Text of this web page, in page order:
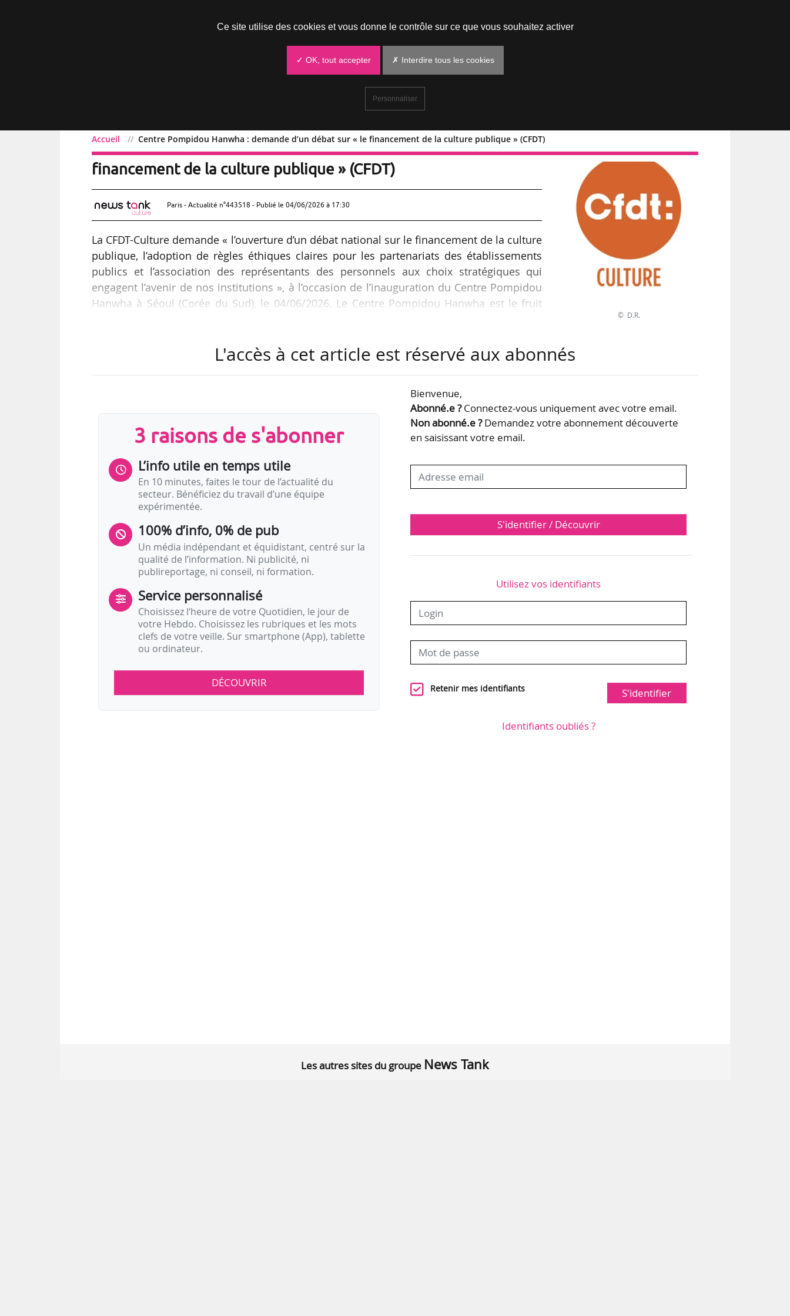
Accueil Centre Pompidou Hanwha : demande d’un débat sur « le financement de la culture publique » (CFDT)
Centre Pompidou Hanwha : demande d’un débat sur « le
financement de la culture publique » (CFDT)
Paris - Actualité n°443518 - Publié le 04/06/2026 à 17:30
La CFDT-Culture demande « l’ouverture d’un débat national sur le financement de la culture
publique, l’adoption de règles éthiques claires pour les partenariats des établissements
publics et l’association des représentants des personnels aux choix stratégiques qui
engagent l’avenir de nos institutions », à l’occasion de l’inauguration du Centre Pompidou
Hanwha à Séoul (Corée du Sud), le 04/06/2026. Le Centre Pompidou Hanwha est le fruit
clairement définies les limites éthiques qui doivent s’imposer au…
© D.R.
L'accès à cet article est réservé aux abonnés
3 raisons de s'abonner
L’info utile en temps utile
En 10 minutes, faites le tour de l’actualité du
secteur. Bénéficiez du travail d’une équipe
expérimentée.
100% d’info, 0% de pub
Un média indépendant et équidistant, centré sur la
qualité de l’information. Ni publicité, ni
publireportage, ni conseil, ni formation.
Service personnalisé
Choisissez l‘heure de votre Quotidien, le jour de
votre Hebdo. Choisissez les rubriques et les mots
clefs de votre veille. Sur smartphone (App), tablette
ou ordinateur.
DÉCOUVRIR
Bienvenue,
Abonné.e ?Connectez-vous uniquement avec votre email.
Non abonné.e ?Demandez votre abonnement découverte
en saisissant votre email.
S'identifier / Découvrir
Utilisez vos identifiants
Retenir mes identifiants S'identifier
Identifiants oubliés ?
Les autres sites du groupe News Tank
Ce site utilise des cookies et vous donne le contrôle sur ce que vous souhaitez activer
✓ OK, tout accepter ✗ Interdire tous les cookies
Personnaliser